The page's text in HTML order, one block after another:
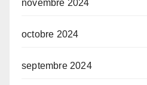
novembre 2024
octobre 2024
septembre 2024